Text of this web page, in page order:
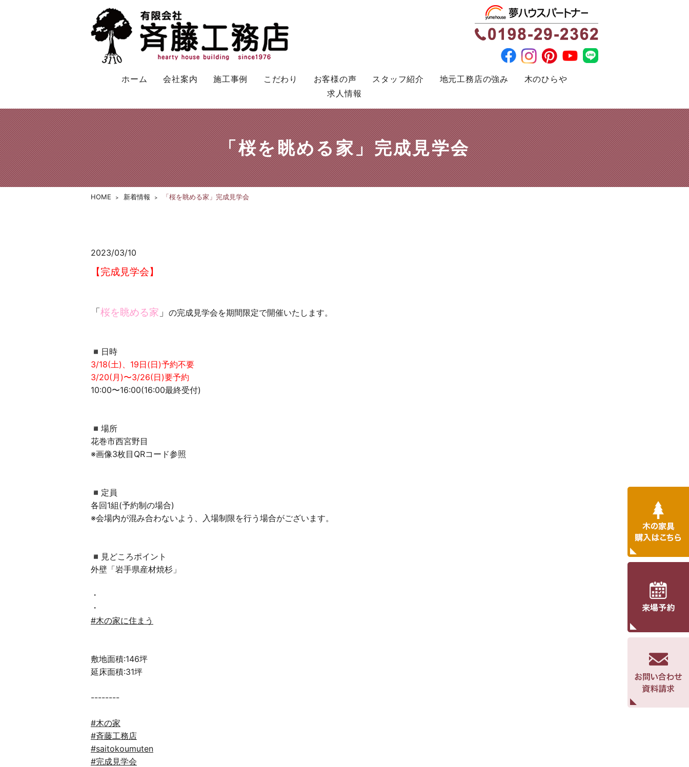
ホーム 会社案内 施工事例 こだわり お客様の声 スタッフ紹介 地元工務店の強み
木のひらや
求人情報
「桜を眺める家」完成見学会
HOME 新着情報 「桜を眺める家」完成見学会
2023/03/10
【完成見学会】
「桜を眺める家 」 の完成見学会を期間限定で開催いたします。
◾︎日時
3/18(土)、19日(日)予約不要
3/20(月)〜3/26(日)要予約
10:00〜16:00(16:00最終受付)
◾︎場所
花巻市西宮野目
※画像3枚目QRコード参照
◾︎定員
各回1組(予約制の場合)
※会場内が混み合わないよう、入場制限を行う場合がございます。
◾︎見どころポイント
外壁「岩手県産材焼杉」
・
・
#木の家に住まう
敷地面積:146坪
延床面積:31坪
--------
#木の家
#斉藤工務店
#saitokoumuten
#完成見学会